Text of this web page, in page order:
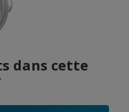
dans cette